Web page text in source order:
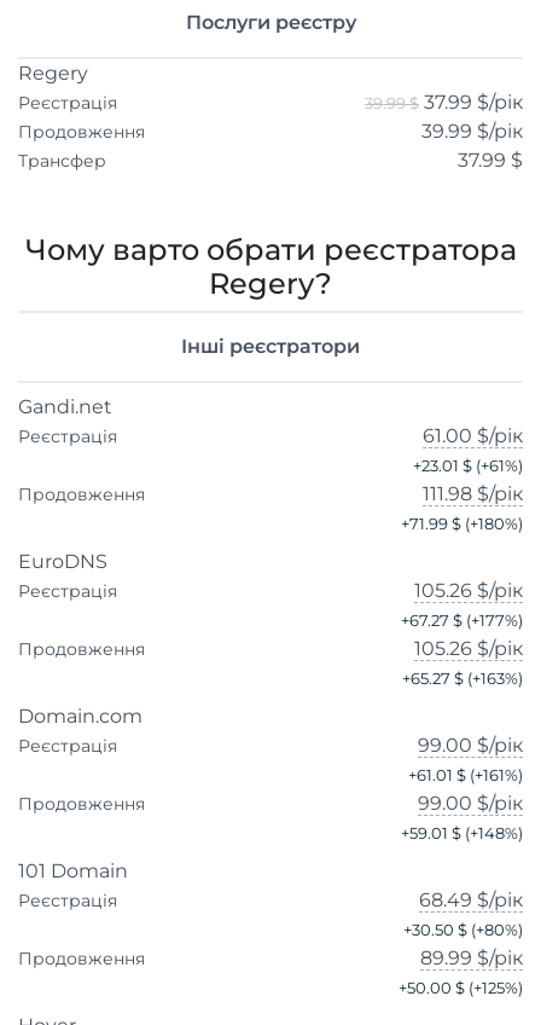
Послуги реєстру
Regery
Реєстрація 39.99 $ 37.99 $/рік
Продовження 39.99 $/рік
Трансфер 37.99 $
Чому варто обрати реєстратора
Regery?
Інші реєстратори
Gandi.net
Реєстрація 61.00 $/рік
+23.01 $ (+61%)
Продовження 111.98 $/рік
+71.99 $ (+180%)
EuroDNS
Реєстрація 105.26 $/рік
+67.27 $ (+177%)
Продовження 105.26 $/рік
+65.27 $ (+163%)
Domain.com
Реєстрація 99.00 $/рік
+61.01 $ (+161%)
Продовження 99.00 $/рік
+59.01 $ (+148%)
101 Domain
Реєстрація 68.49 $/рік
+30.50 $ (+80%)
Продовження 89.99 $/рік
+50.00 $ (+125%)